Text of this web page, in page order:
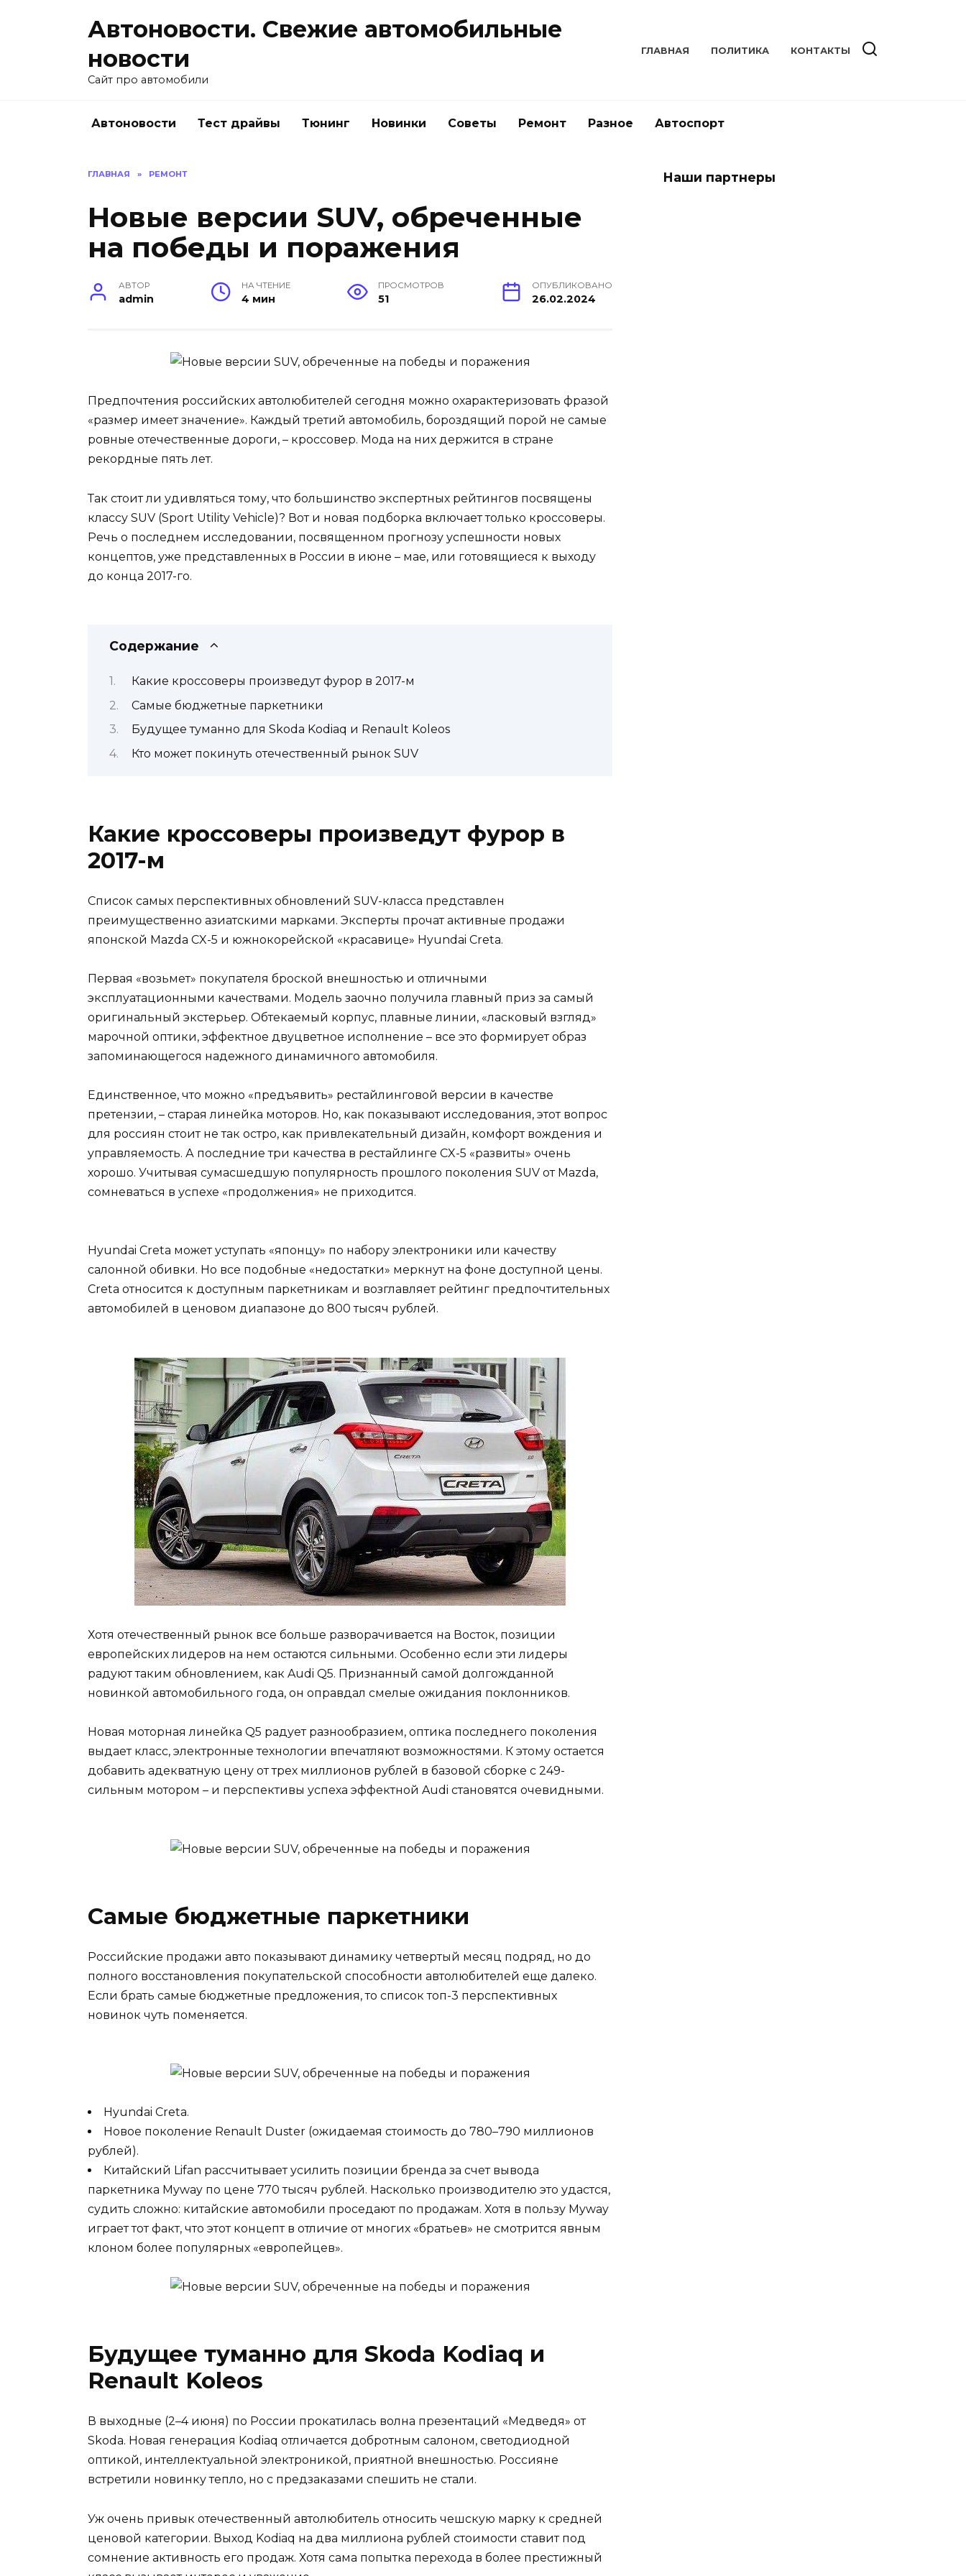
Автоновости. Свежие автомобильные
новости
Сайт про автомобили
ГЛАВНАЯ ПОЛИТИКА КОНТАКТЫ
Автоновости Тест драйвы Тюнинг Новинки Советы Ремонт Разное Автоспорт
ГЛАВНАЯ » РЕМОНТ
Новые версии SUV, обреченные
на победы и поражения
АВТОР
admin
НА ЧТЕНИЕ
4 мин
ПРОСМОТРОВ
51
ОПУБЛИКОВАНО
26.02.2024
Предпочтения российских автолюбителей сегодня можно охарактеризовать фразой
«размер имеет значение». Каждый третий автомобиль, бороздящий порой не самые
ровные отечественные дороги, – кроссовер. Мода на них держится в стране
рекордные пять лет.
Так стоит ли удивляться тому, что большинство экспертных рейтингов посвящены
классу SUV (Sport Utility Vehicle)? Вот и новая подборка включает только кроссоверы.
Речь о последнем исследовании, посвященном прогнозу успешности новых
концептов, уже представленных в России в июне – мае, или готовящиеся к выходу
до конца 2017-го.
Содержание
Какие кроссоверы произведут фурор в 2017-м
Самые бюджетные паркетники
Будущее туманно для Skoda Kodiaq и Renault Koleos
Кто может покинуть отечественный рынок SUV
Какие кроссоверы произведут фурор в
2017-м
Список самых перспективных обновлений SUV-класса представлен
преимущественно азиатскими марками. Эксперты прочат активные продажи
японской Mazda CX-5 и южнокорейской «красавице» Hyundai Creta.
Первая «возьмет» покупателя броской внешностью и отличными
эксплуатационными качествами. Модель заочно получила главный приз за самый
оригинальный экстерьер. Обтекаемый корпус, плавные линии, «ласковый взгляд»
марочной оптики, эффектное двуцветное исполнение – все это формирует образ
запоминающегося надежного динамичного автомобиля.
Единственное, что можно «предъявить» рестайлинговой версии в качестве
претензии, – старая линейка моторов. Но, как показывают исследования, этот вопрос
для россиян стоит не так остро, как привлекательный дизайн, комфорт вождения и
управляемость. А последние три качества в рестайлинге CX-5 «развиты» очень
хорошо. Учитывая сумасшедшую популярность прошлого поколения SUV от Mazda,
сомневаться в успехе «продолжения» не приходится.
Hyundai Creta может уступать «японцу» по набору электроники или качеству
салонной обивки. Но все подобные «недостатки» меркнут на фоне доступной цены.
Creta относится к доступным паркетникам и возглавляет рейтинг предпочтительных
автомобилей в ценовом диапазоне до 800 тысяч рублей.
Хотя отечественный рынок все больше разворачивается на Восток, позиции
европейских лидеров на нем остаются сильными. Особенно если эти лидеры
радуют таким обновлением, как Audi Q5. Признанный самой долгожданной
новинкой автомобильного года, он оправдал смелые ожидания поклонников.
Новая моторная линейка Q5 радует разнообразием, оптика последнего поколения
выдает класс, электронные технологии впечатляют возможностями. К этому остается
добавить адекватную цену от трех миллионов рублей в базовой сборке с 249-
сильным мотором – и перспективы успеха эффектной Audi становятся очевидными.
Самые бюджетные паркетники
Российские продажи авто показывают динамику четвертый месяц подряд, но до
полного восстановления покупательской способности автолюбителей еще далеко.
Если брать самые бюджетные предложения, то список топ-3 перспективных
новинок чуть поменяется.
Hyundai Creta.
Новое поколение Renault Duster (ожидаемая стоимость до 780–790 миллионов
рублей).
Китайский Lifan рассчитывает усилить позиции бренда за счет вывода
паркетника Myway по цене 770 тысяч рублей. Насколько производителю это удастся,
судить сложно: китайские автомобили проседают по продажам. Хотя в пользу Myway
играет тот факт, что этот концепт в отличие от многих «братьев» не смотрится явным
клоном более популярных «европейцев».
Будущее туманно для Skoda Kodiaq и
Renault Koleos
В выходные (2–4 июня) по России прокатилась волна презентаций «Медведя» от
Skoda. Новая генерация Kodiaq отличается добротным салоном, светодиодной
оптикой, интеллектуальной электроникой, приятной внешностью. Россияне
встретили новинку тепло, но с предзаказами спешить не стали.
Уж очень привык отечественный автолюбитель относить чешскую марку к средней
ценовой категории. Выход Kodiaq на два миллиона рублей стоимости ставит под
сомнение активность его продаж. Хотя сама попытка перехода в более престижный
Наши партнеры